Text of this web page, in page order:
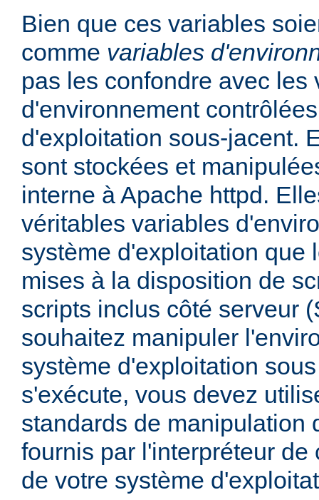
Bien que ces variables
comme variables
pas les confondre avec les
d'environnement
d'exploitation sous-jacent.
sont stockées et
interne à Apache httpd.
véritables variables
système d'exploitation que
mises à la disposition de
scripts inclus côté serveur
souhaitez manipuler
système d'exploitation
s'exécute, vous devez
standards de manipulation
fournis par l'interpréteur de
de votre système